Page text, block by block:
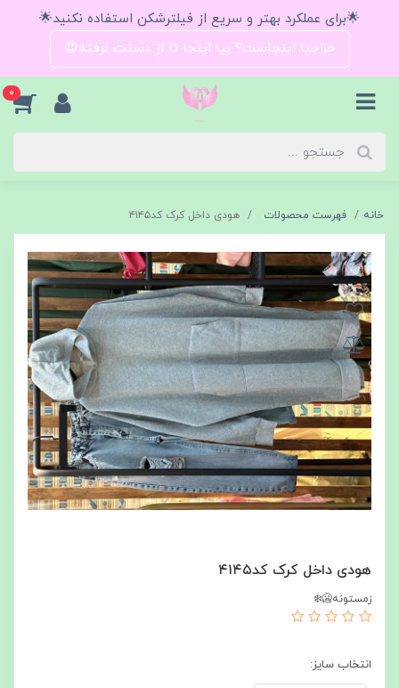
🌟برای عملکرد بهتر و سریع از فیلترشکن استفاده نکنید🌟
حراجیا اینجاست؟ بیا اینجا تا از دستت نرفته😍
0
خانه فهرست محصولات هودی داخل کرک کد۴۱۴۵
هودی داخل کرک کد۴۱۴۵
زمستونه🥶❄️
انتخاب سایز: